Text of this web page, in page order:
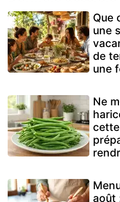
Que
une
de
une
Ne
août